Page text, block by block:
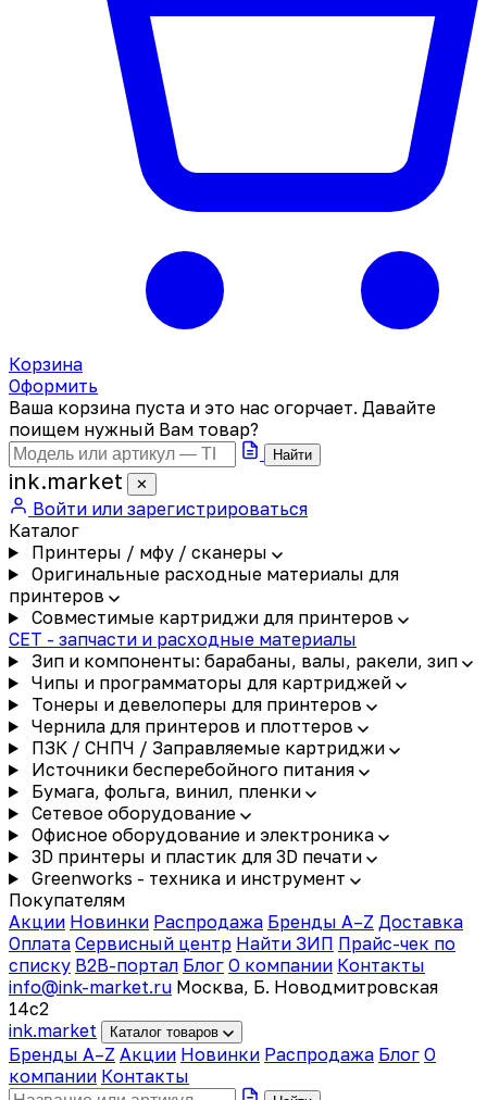
Корзина
Оформить
Ваша корзина пуста и это нас огорчает. Давайте
поищем нужный Вам товар?
Найти
ink.market ✕
Войти или зарегистрироваться
Каталог
Принтеры / мфу / сканеры
Оригинальные расходные материалы для
принтеров
Совместимые картриджи для принтеров
CET - запчасти и расходные материалы
Зип и компоненты: барабаны, валы, ракели, зип
Чипы и программаторы для картриджей
Тонеры и девелоперы для принтеров
Чернила для принтеров и плоттеров
ПЗК / СНПЧ / Заправляемые картриджи
Источники бесперебойного питания
Бумага, фольга, винил, пленки
Сетевое оборудование
Офисное оборудование и электроника
3D принтеры и пластик для 3D печати
Greenworks - техника и инструмент
Покупателям
Акции Новинки Распродажа Бренды A–Z Доставка
Оплата Сервисный центр Найти ЗИП Прайс-чек по
списку B2B-портал Блог О компании Контакты
info@ink-market.ru Москва, Б. Новодмитровская
14с2
ink.market Каталог товаров
Бренды A–Z Акции Новинки Распродажа Блог О
компании Контакты